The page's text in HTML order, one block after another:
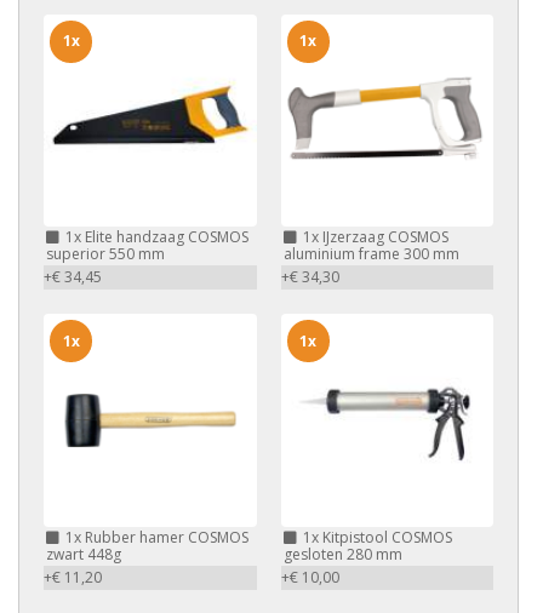
1x Elite handzaag COSMOS
superior 550 mm
+€ 34,45
1x
1xIJzerzaag COSMOS
aluminium frame 300 mm
+€ 34,30
1x
1x Rubber hamer COSMOS
zwart 448g
+€ 11,20
1x
1xKitpistool COSMOS
gesloten 280 mm
+€ 10,00
1x